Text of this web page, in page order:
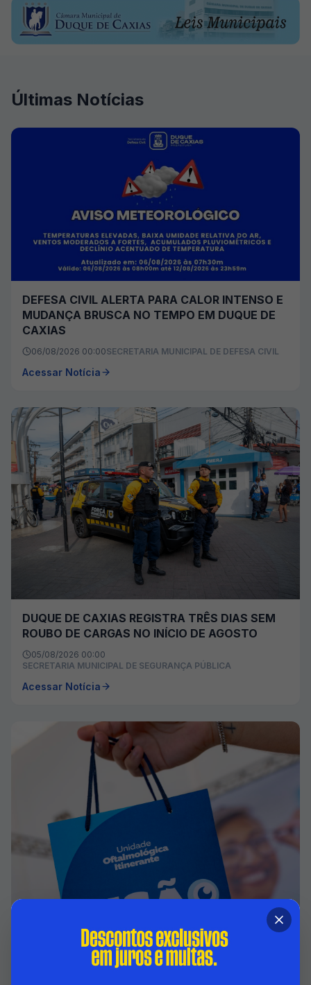
Últimas Notícias
DEFESA CIVIL ALERTA PARA CALOR INTENSO E
MUDANÇA BRUSCA NO TEMPO EM DUQUE DE
CAXIAS
06/08/2026 00:00SECRETARIA MUNICIPAL DE DEFESA CIVIL
Acessar Notícia
DUQUE DE CAXIAS REGISTRA TRÊS DIAS SEM
ROUBO DE CARGAS NO INÍCIO DE AGOSTO
05/08/2026 00:00
SECRETARIA MUNICIPAL DE SEGURANÇA PÚBLICA
Acessar Notícia